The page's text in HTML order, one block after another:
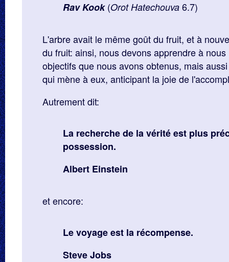
Rav Kook(Orot Hatechouva 6.7)
L'arbre avait le même goût du fruit, et à
du fruit: ainsi, nous devons apprendre à
objectifs que nous avons obtenus, mais
qui mène à eux, anticipant la joie de
Autrement dit:
La recherche de la vérité est plus
possession.
Albert Einstein
et encore:
Le voyage est la récompense.
Steve Jobs